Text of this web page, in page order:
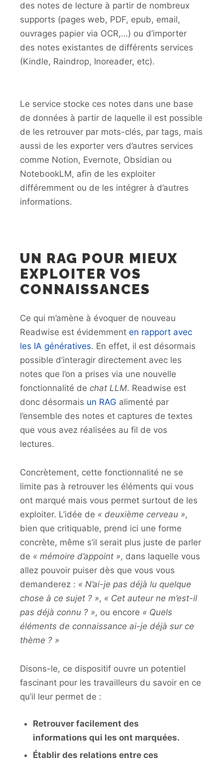
des notes de lecture à partir de nombreux
supports (pages web, PDF, epub, email,
ouvrages papier via OCR,…) ou d’importer
des notes existantes de différents services
(Kindle, Raindrop, Inoreader, etc).
Le service stocke ces notes dans une base
de données à partir de laquelle il est possible
de les retrouver par mots-clés, par tags, mais
aussi de les exporter vers d’autres services
comme Notion, Evernote, Obsidian ou
NotebookLM, afin de les exploiter
différemment ou de les intégrer à d’autres
informations.
UN RAG POUR MIEUX
EXPLOITER VOS
CONNAISSANCES
Ce qui m’amène à évoquer de nouveau
Readwise est évidemment en rapport avec
les IA génératives. En effet, il est désormais
possible d’interagir directement avec les
notes que l’on a prises via une nouvelle
fonctionnalité de chat LLM. Readwise est
donc désormais un RAG alimenté par
l’ensemble des notes et captures de textes
que vous avez réalisées au fil de vos
lectures.
Concrètement, cette fonctionnalité ne se
limite pas à retrouver les éléments qui vous
ont marqué mais vous permet surtout de les
exploiter. L’idée de « deuxième cerveau »,
bien que critiquable, prend ici une forme
concrète, même s’il serait plus juste de parler
de « mémoire d’appoint », dans laquelle vous
allez pouvoir puiser dès que vous vous
demanderez : « N’ai-je pas déjà lu quelque
chose à ce sujet ? », « Cet auteur ne m’est-il
pas déjà connu ? », ou encore « Quels
éléments de connaissance ai-je déjà sur ce
thème ? »
Disons-le, ce dispositif ouvre un potentiel
fascinant pour les travailleurs du savoir en ce
qu’il leur permet de :
Retrouver facilement des
informations qui les ont marquées.
Établir des relations entre ces